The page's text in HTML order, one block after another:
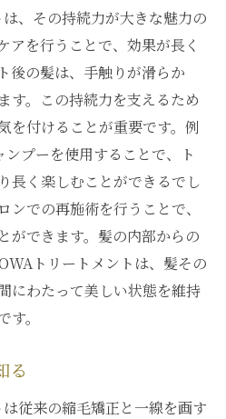
、その持続力が大きな魅力の
アを行うことで、効果が長く
後の髪は、手触りが滑らか
す。この持続力を支えるため
を付けることが重要です。例
プーを使用することで、ト
長く楽しむことができるでし
ンでの再施術を行うことで、
ができます。髪の内部からの
トリートメントは、髪その
にわたって美しい状態を維持
。
る
従来の縮毛矯正と一線を画す